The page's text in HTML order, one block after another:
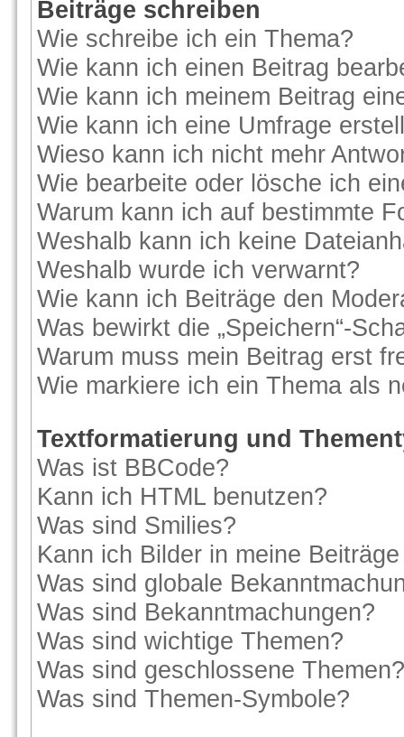
Beiträge schreiben
Wie schreibe ich ein Thema?
Wie kann ich einen Beitrag
Wie kann ich meinem Beitrag
Wie kann ich eine Umfrage
Wieso kann ich nicht mehr
Wie bearbeite oder lösche ich
Warum kann ich auf bestimmte
Weshalb kann ich keine
Weshalb wurde ich verwarnt?
Wie kann ich Beiträge den
Was bewirkt die „Speichern“-
Warum muss mein Beitrag erst
Wie markiere ich ein Thema als
Textformatierung und
Was ist BBCode?
Kann ich HTML benutzen?
Was sind Smilies?
Kann ich Bilder in meine
Was sind globale
Was sind Bekanntmachungen?
Was sind wichtige Themen?
Was sind geschlossene Themen?
Was sind Themen-Symbole?